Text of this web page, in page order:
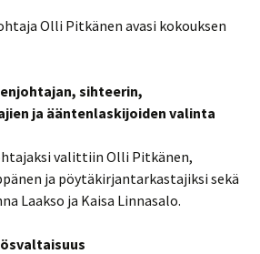
Olli Pitkänen avasi kokouksen
sihteerin,
ja ääntenlaskijoiden valinta
valittiin Olli Pitkänen,
ja pöytäkirjantarkastajiksi sekä
Laakso ja Kaisa Linnasalo.